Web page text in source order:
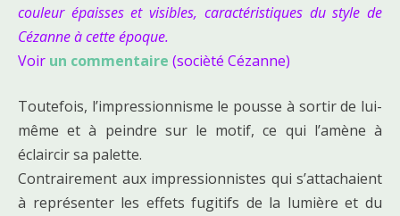
couleur épaisses et visibles, caractéristiques du style de
Cézanne à cette époque.
Voir un commentaire (socièté Cézanne)
Toutefois, l’impressionnisme le pousse à sortir de lui-
même et à peindre sur le motif, ce qui l’amène à
éclaircir sa palette.
Contrairement aux impressionnistes qui s’attachaient
à représenter les effets fugitifs de la lumière et du